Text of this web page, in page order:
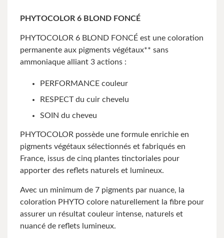
PHYTOCOLOR 6 BLOND FONCÉ
PHYTOCOLOR 6 BLOND FONCÉ est une coloration
permanente aux pigments végétaux** sans
ammoniaque alliant 3 actions :
PERFORMANCE couleur
RESPECT du cuir chevelu
SOIN du cheveu
PHYTOCOLOR possède une formule enrichie en
pigments végétaux sélectionnés et fabriqués en
France, issus de cinq plantes tinctoriales pour
apporter des reflets naturels et lumineux.
Avec un minimum de 7 pigments par nuance, la
coloration PHYTO colore naturellement la fibre pour
assurer un résultat couleur intense, naturels et
nuancé de reflets lumineux.